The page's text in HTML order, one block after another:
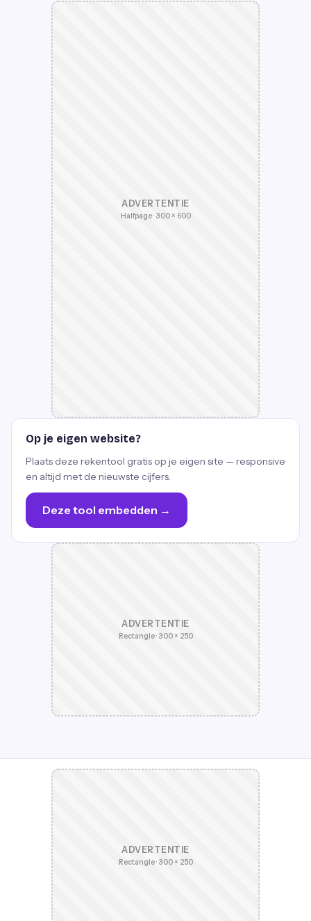
ADVERTENTIE
Halfpage · 300 × 600
Op je eigen website?
Plaats deze rekentool gratis op je eigen site — responsive
en altijd met de nieuwste cijfers.
Deze tool embedden →
ADVERTENTIE
Rectangle · 300 × 250
ADVERTENTIE
Rectangle · 300 × 250